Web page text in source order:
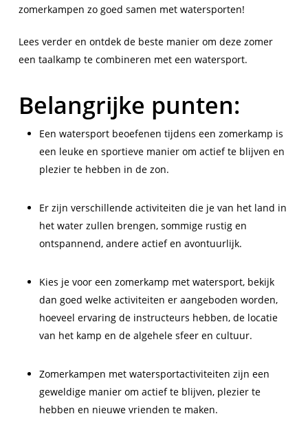
zomerkampen zo goed samen met watersporten!
Lees verder en ontdek de beste manier om deze zomer
een taalkamp te combineren met een watersport.
Belangrijke punten:
Een watersport beoefenen tijdens een zomerkamp is
een leuke en sportieve manier om actief te blijven en
plezier te hebben in de zon.
Er zijn verschillende activiteiten die je van het land in
het water zullen brengen, sommige rustig en
ontspannend, andere actief en avontuurlijk.
Kies je voor een zomerkamp met watersport, bekijk
dan goed welke activiteiten er aangeboden worden,
hoeveel ervaring de instructeurs hebben, de locatie
van het kamp en de algehele sfeer en cultuur.
Zomerkampen met watersportactiviteiten zijn een
geweldige manier om actief te blijven, plezier te
hebben en nieuwe vrienden te maken.